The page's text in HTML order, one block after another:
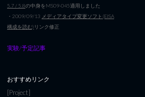
5.7 / 5.8の中身をMS09-045適用しました
・2009/09/13 メディアタイプ変更ソフト(EISA
構成を読む) リンク修正
実験/予定記事
おすすめリンク
[Project]